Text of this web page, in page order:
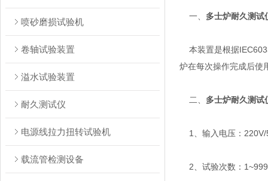
喷砂磨损试验机
卷轴试验装置
溢水试验装置
耐久测试仪
电源线拉力扭转试验机
载流管检测设备
一、 多士炉耐久测试
本装置是根据
炉在每次操作完成后使
二、 多士炉耐久测试
1、输入电压：220V/
2、试验次数：